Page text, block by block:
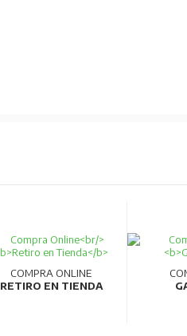
COMPRA ONLINE
RETIRO EN TIENDA